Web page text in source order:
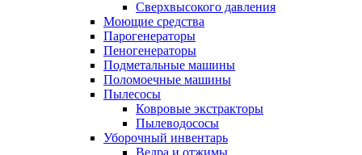
Сверхвысокого давления
Моющие средства
Парогенераторы
Пеногенераторы
Подметальные машины
Поломоечные машины
Пылесосы
Ковровые экстракторы
Пылеводососы
Уборочный инвентарь
Ведра и отжимы